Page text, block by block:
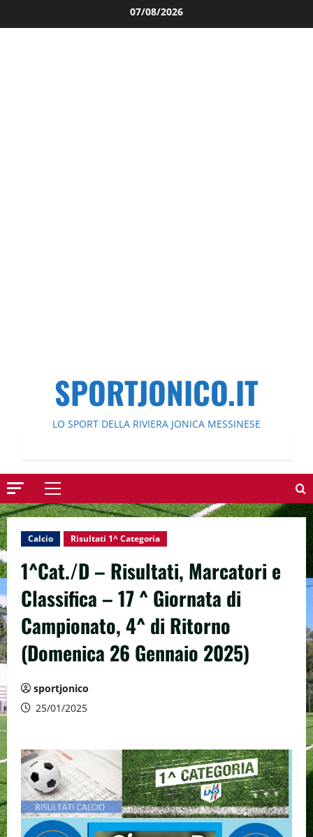
al
07/08/2026
SPORTJONICO.IT
LO SPORT DELLA RIVIERA JONICA MESSINESE
Menu
principale
Calcio Risultati 1^ Categoria
1^Cat./D – Risultati, Marcatori e
Classifica – 17 ^ Giornata di
Campionato, 4^ di Ritorno
(Domenica 26 Gennaio 2025)
sportjonico
25/01/2025